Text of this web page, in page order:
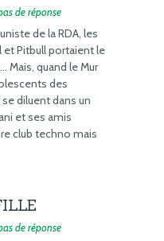
de réponse
de la RDA, les
et Pitbull portaient le
Mais, quand le Mur
des
diluent dans un
et ses amis
club techno mais
de réponse